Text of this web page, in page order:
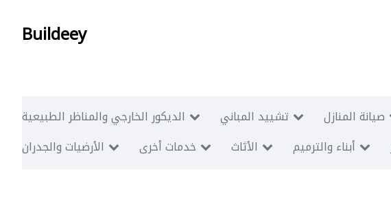
Buildeey
الديكور الخارجي والمناظر الطبيعية تشييد المباني صيانة المنازل
الأرضيات والجدران
خدمات أخرى الأثاث أبناء والترميم